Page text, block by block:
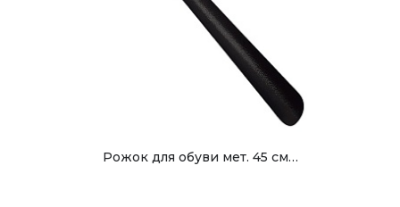
Рожок для обуви мет. 45 см…